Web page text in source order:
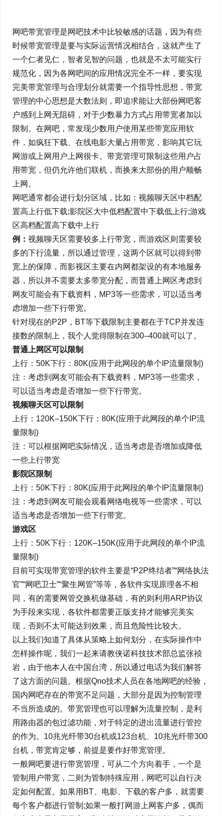
网吧带宽管理是网吧技术中比较敏感的话题，因为有些
时候带宽管理是要与实际运营情况相结合，这就产生了
一个仁者见仁，智者见智的问题，也就是不太可能实行
规范化，因为各网吧间的应用情况完全不一样，要实现
完美带宽管理与合理划分就需要一个指导性思想，带宽
管理的中心思想是大数法则，即追求能让大部份网吧客
户感到上网无阻碍，对于少数暴力方式占用带宽者加以
限制。在网吧，常发现少数用户使用某些带宽应用软
件，如疯狂下载、在线电影大量占用带宽，影响其它玩
网游或上网用户上网很卡。带宽管理可限制这些用户占
用带宽，但仍允许他们联机，而换来大部份的用户顺畅
上网。
网吧通常都会进行划分区域，比如：视频聊天区中档配
置高上行低下载;影院区大中低档配置中下载低上行;游戏
区高档配置高下载中上行
例： 视频聊天区需要较多上行带宽，而游戏区则需要较
多的下行流量，所以通过管理，这两个区就可以得到带
宽上的保障，而影视区主要在内网都架设的有本地服务
器，所以并不需要太多带宽分配，而普通上网区考虑到
网友可能会有下载资料，MP3等一些需求，可以适当考
虑增加一些下行带宽。
针对现在的P2P，BT等下载限制主要都在于TCP并发连
接数的限制上，我个人觉得限制在300–400就可以了。
普通上网区可以限制
上行：50K下行：80K(应用于此网段的单个IP流量限制)
注：考虑到网友可能会有下载资料，MP3等一些需求，
可以适当考虑是否增加一些下行带宽。
视频聊天区可以限制
上行：120K–150K下行：80K(应用于此网段的单个IP流
量限制)
注：可以根据网吧实际情况，适当考虑是否增加或降低
一些上行带宽
影院区限制
上行：50K下行：80K(应用于此网段的单个IP流量限制)
注：考虑到网友可能会观看网络电视等一些需求，可以
适当考虑是否增加一些下行带宽。
游戏区
上行：50K下行：120K–150K(应用于此网段的单个IP流
量限制)
目前可实现带宽管理的软件主要是“P2P终结者”“网络执法
官”“网吧卫士”“聚生网管”等等，各软件实现原理各不相
同，有的需要网管交换机做基础，有的则利用ARP协议
为手段来实现，各软件都需要正版支持才能够完美实
现，否则不太可能达到效果，而且危险性比较大。
以上我们知道了具体从策略上如何划分，在实际操作中
怎样操作呢，我们一起来请教侠诺科技技术部总监张祯
岩，由于他本人在中国台湾，所以通过电话为我们解答
了这方面的问题。根据Qno技术人员在各地网吧的经验，
国内网吧存在的带宽不足问题，大部分是因为控制管理
不当所造成的。带宽管理也可以理解为流量控制，是利
用路由器的包过滤功能，对于特定的进出流量进行管控
的作为。10兆光纤带30台机或123台机、10兆光纤带300
台机，带宽肯定够，前提是要作好带宽管理。
一般网吧要进行带宽管理，可从二个方向着手，一个是
管制用户带宽，二则为管制特殊应用，网吧可以自行决
定如何配置。如果用BT、电影、下载的客户多，就需要
每个客户都进行管制;如果一般打网游上网客户多，偶而